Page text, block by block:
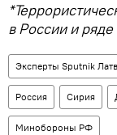
в России и ряде
Эксперты Sputnik
Россия Сирия
Минобороны РФ